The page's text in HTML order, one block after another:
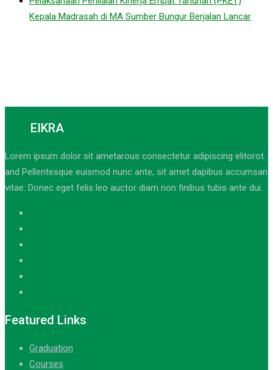
Kepala Madrasah di MA Sumber Bungur Berjalan Lancar
EIKRA
Lorem ipsum dolor sit ametarous consectetur adipiscing elitorot
and Pellentesque euismod nunc ante, sit amet dapibus accumsan
vitae. Donec eget felis leo auctor diam non finibus tubis ante dui.
Featured Links
Graduation
Courses